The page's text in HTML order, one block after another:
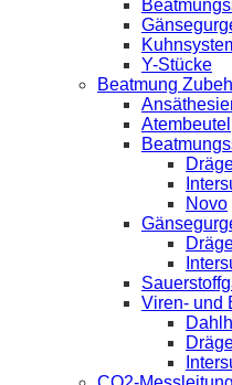
Y-Stücke
Beatmung
Atembeutel
Novo
Viren- und